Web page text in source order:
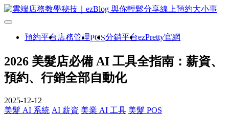
預約平台 店務管理POS分銷平台ezPretty官網
2026 美髮店必備 AI 工具全指南：薪資、
預約、行銷全部自動化
2025-12-12
美髮 AI 系統 AI 薪資 美業 AI 工具 美髮 POS